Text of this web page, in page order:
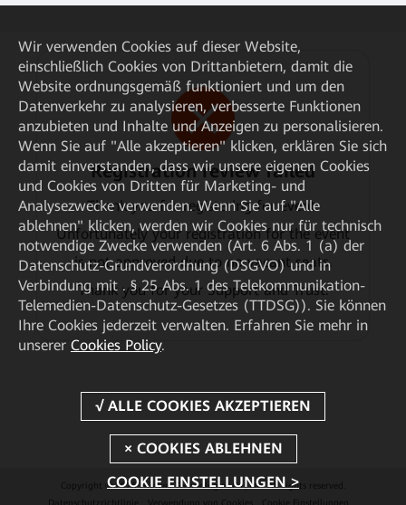
Registration review failed
Thank you for registering for event.
Unfortunately your registration for the event
is not approved due to no vacant seats.
Thank you for your Support and Trust.
Copyright © 2026 Huawei Technologies Co., Ltd. All rights reserved.
Datenschutzrichtlinie
Verwendung von Cookies Cookie Einstellungen
Wir verwenden Cookies auf dieser Website,
einschließlich Cookies von Drittanbietern, damit die
Website ordnungsgemäß funktioniert und um den
Datenverkehr zu analysieren, verbesserte Funktionen
anzubieten und Inhalte und Anzeigen zu personalisieren.
Wenn Sie auf "Alle akzeptieren" klicken, erklären Sie sich
damit einverstanden, dass wir unsere eigenen Cookies
und Cookies von Dritten für Marketing- und
Analysezwecke verwenden. Wenn Sie auf "Alle
ablehnen" klicken, werden wir Cookies nur für technisch
notwendige Zwecke verwenden (Art. 6 Abs. 1 (a) der
Datenschutz-Grundverordnung (DSGVO) und in
Verbindung mit . § 25 Abs. 1 des Telekommunikation-
Telemedien-Datenschutz-Gesetzes (TTDSG)). Sie können
Ihre Cookies jederzeit verwalten. Erfahren Sie mehr in
unserer Cookies Policy.
COOKIE EINSTELLUNGEN >